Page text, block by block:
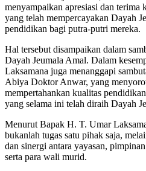
menyampaikan apresiasi dan terima
yang telah mempercayakan Dayah
pendidikan bagi putra-putri mereka.
Hal tersebut disampaikan dalam
Dayah Jeumala Amal. Dalam
Laksamana juga menanggapi
Abiya Doktor Anwar, yang
mempertahankan kualitas
yang selama ini telah diraih Dayah
Menurut Bapak H. T. Umar
bukanlah tugas satu pihak saja,
dan sinergi antara yayasan,
serta para wali murid.